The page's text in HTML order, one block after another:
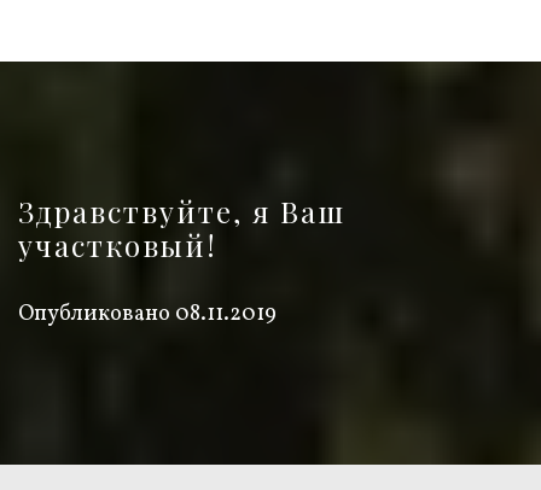
Здравствуйте, я Ваш
участковый!
Опубликовано 08.11.2019